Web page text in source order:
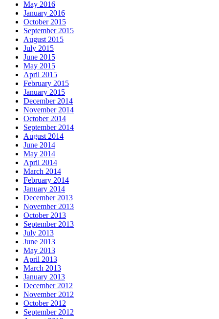
May 2016
January 2016
October 2015
September 2015
August 2015
July 2015
June 2015
May 2015
April 2015
February 2015
January 2015
December 2014
November 2014
October 2014
September 2014
August 2014
June 2014
May 2014
April 2014
March 2014
February 2014
January 2014
December 2013
November 2013
October 2013
September 2013
July 2013
June 2013
May 2013
April 2013
March 2013
January 2013
December 2012
November 2012
October 2012
September 2012